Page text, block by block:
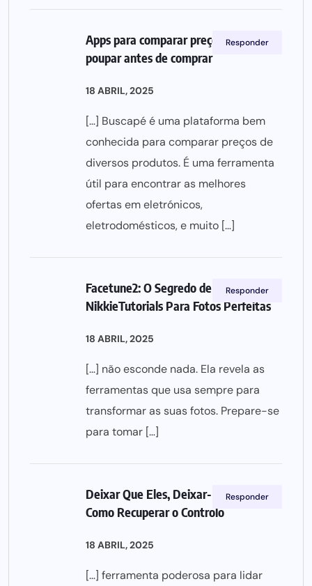
Apps para comparar preços: Como
poupar antes de comprar
18 ABRIL, 2025
[…] Buscapé é uma plataforma bem
conhecida para comparar preços de
diversos produtos. É uma ferramenta
útil para encontrar as melhores
ofertas em eletrónicos,
eletrodomésticos, e muito […]
Responder
Facetune2: O Segredo de
NikkieTutorials Para Fotos Perfeitas
18 ABRIL, 2025
[…] não esconde nada. Ela revela as
ferramentas que usa sempre para
transformar as suas fotos. Prepare-se
para tomar […]
Responder
Deixar Que Eles, Deixar-Me a Mim:
Como Recuperar o Controlo
18 ABRIL, 2025
[…] ferramenta poderosa para lidar
Responder